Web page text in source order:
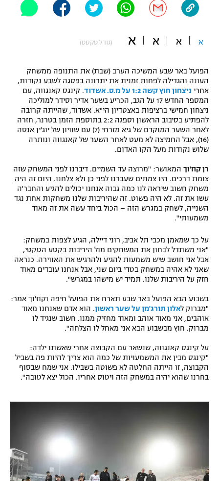
"מחצית בשכונה" – פודקאסט
משתתפים וזוכים בפרסים
תקנון משתתפים וזוכים בפרסים
תקנון עבור פעילות אלקטרה
תקנון עבור פעילות ספורט 1 – "מרלן"
טניס
גיימינג E-Sports
תנאי שימוש
מדיניות פרטיות
תקנון פעילות ספורט 1
הצטרפות לחבילת הערוצים
לוח דרושים – ג'ובנט
תגיות
המגזין
ספורט מוטורי
כדורמים
פוטבול אמריקאי NFL
בייסבול MLB
ספורט אתגרי ואקסטרים
גיימינג E-Sports
א א א א (גודל טקסט)
הפועל באר שבע המשיכה הערב (שבת) את התנופה ממשחק
העונה והגדילה לפחות זמנית את יתרונה בפסגה לשבע נקודות,
אחרי ניצחון חוץ קשה 1:2 על מ.ס. אשדוד
. קינגס קאנגווה, עם
המספר החדש 17 על הגב, הכריע בשער אדיר וסידר למוליכה
ניצחון חמישי ברציפות באצטדיון הי"א. אשדוד, שהייתה קרובה
להפתיע בסיבוב הראשון וספגה 2:2 בתוספת הזמן בטרנר, חזרה
לאחר השער המוקדם של גיא מזרחי (7) עם שוויון של יוג'ין אנסה
(16), אבל החמיצה לא מעט לאחר השער של קאנגווה ונותרה
שלוש נקודות מעל הקו האדום.
רן קוז'וך המאושר: "מרוצה עד השמיים. דיברנו לפני המשחק שזה
צומת דרכים. היו צמתים שעברנו לפני כן ולא צלחנו. היום זה היה
משחק חשוב שיראה לנו כמה גבוה אנחנו יכולים להגיע והחבר'ה
עשו את זה. לא היה פשוט. זה שהיריבות שלנו משחקות אחת נגד
השנייה, לשחק במגרש הזה – הכול ביחד עשה את זה מאוד
משמעותי".
על כך שמאמן מכבי תל אביב, רוני דיילה, הגיע לצפות במשחק:
"אני משתדל לבחון את המשחקים מול היריבות בקטע הטקטי,
אבל אני חושב שיש משמעות להגיע ולהרגיש את האווירה. כנראה
שאני לא אהיה במשחק בטדי ביום שני, אבל אנחנו עובדים מאוד
חזק על היריבות שלנו. תמיד יש מישהו במגרש".
בשבוע הבא הפועל באר שבע תארח את הפועל חיפה וקוז'וך אמר:
"מברוק לאלון תורג'מן על שער ראשון. הוא אדם שאנחנו מאוד
אוהבים, אני מאוד אוהב ומאוד מחזיק ממנו. חשוב שנגיד לו
מברוק. חוץ מבשבוע הבא אני מאחל לו הצלחה".
על קינגס קאנגווה, שנשאר עם הקבוצה אחרי שאשתו ילדה:
"קינגס מבין את המשמעויות של כמה הוא צריך להיות פה בשביל
הקבוצה, זו הייתה החלטה לא פשוטה בשבילו. אני שמח שבסוף
בחרנו שהוא יהיה במשחק הזה ויטוס אחריו. הכול יצא לטובה".